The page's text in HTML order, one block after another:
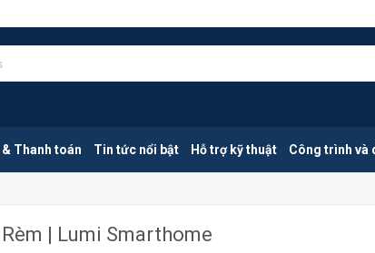
& Thanh toán Tin tức nổi bật Hỗ trợ kỹ thuật Công trình và
| Lumi Smarthome
MUA